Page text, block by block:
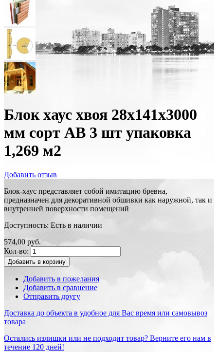
Блок хаус хвоя 28х141х3000
мм сорт АВ 3 шт упаковка
1,269 м2
Добавить отзыв
Блок-хаус представляет собой имитацию бревна,
предназначен для декоративной обшивки как наружной, так и
внутренней поверхности помещений
Доступность: Есть в наличии
574,00 руб.
Кол-во:
Добавить в корзину
Добавить в пожелания
Добавить в сравнение
Отправить другу
Доставка до объекта в удобное для Вас время или самовывоз
товара
Остались излишки или не подходит товар? Верните его нам в
течение 120 дней!